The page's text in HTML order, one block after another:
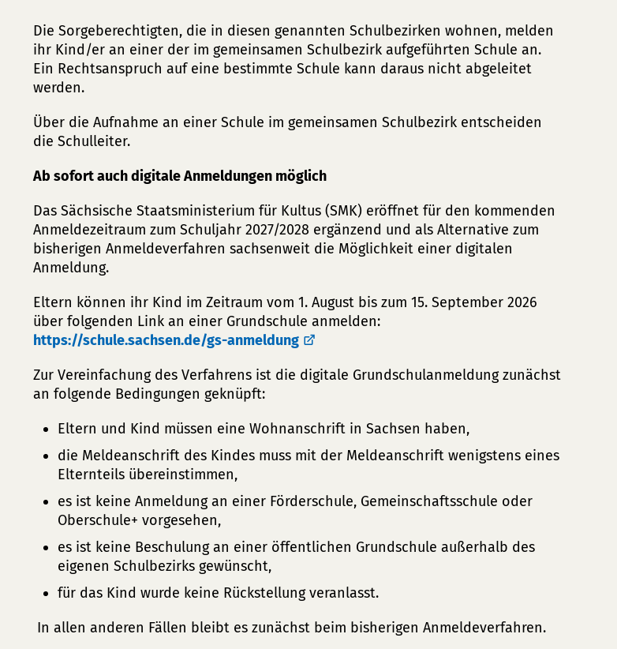
Die Sorgeberechtigten, die in diesen genannten Schulbezirken wohnen, melden
ihr Kind/er an einer der im gemeinsamen Schulbezirk aufgeführten Schule an.
Ein Rechtsanspruch auf eine bestimmte Schule kann daraus nicht abgeleitet
werden.
Über die Aufnahme an einer Schule im gemeinsamen Schulbezirk entscheiden
die Schulleiter.
Ab sofort auch digitale Anmeldungen möglich
Das Sächsische Staatsministerium für Kultus (SMK) eröffnet für den kommenden
Anmeldezeitraum zum Schuljahr 2027/2028 ergänzend und als Alternative zum
bisherigen Anmeldeverfahren sachsenweit die Möglichkeit einer digitalen
Anmeldung.
Eltern können ihr Kind im Zeitraum vom 1. August bis zum 15. September 2026
über folgenden Link an einer Grundschule anmelden:
https://schule.sachsen.de/gs-anmeldung
Zur Vereinfachung des Verfahrens ist die digitale Grundschulanmeldung zunächst
an folgende Bedingungen geknüpft:
Eltern und Kind müssen eine Wohnanschrift in Sachsen haben,
die Meldeanschrift des Kindes muss mit der Meldeanschrift wenigstens eines
Elternteils übereinstimmen,
es ist keine Anmeldung an einer Förderschule, Gemeinschaftsschule oder
Oberschule+ vorgesehen,
es ist keine Beschulung an einer öffentlichen Grundschule außerhalb des
eigenen Schulbezirks gewünscht,
für das Kind wurde keine Rückstellung veranlasst.
In allen anderen Fällen bleibt es zunächst beim bisherigen Anmeldeverfahren.